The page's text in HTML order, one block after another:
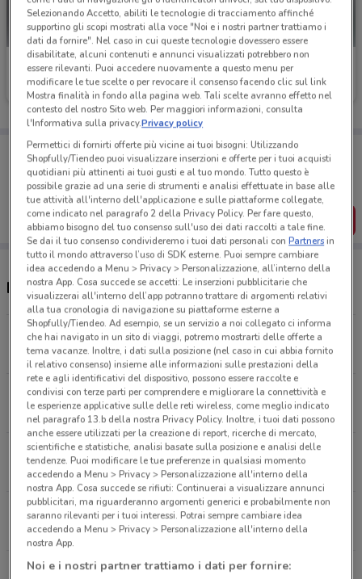
Toys Center
Scade il 31/12 4.9 km
Toys Center
Scade il 26/08 4.9 km
Porta DoveConviene sempre con te!
Puoi trovare le migliori offerte dei negozi vicino a te,
salvarle e creare la tua lista del risparmio, comodamente
dal tuo cellulare.
SCARICA L’APP
Negozi Toys Center nelle vicinanze
Via Della Stazione Di Grottaros, 1060 Roma
4.9 km
CHIUSO
Via Giovanni Conti, 11/25 Roma
6.3 km
CHIUSO
Via Aurelia, 1334 Roma
10 km
CHIUSO
Via Prenestina 1087/1089 Roma
14.1 km
CHIUSO
Via O. Raimondo, 21 Roma
Selezionando Accetto, abiliti le tecnologie di tracciamento affinché
supportino gli scopi mostrati alla voce "Noi e i nostri partner trattiamo i
dati da fornire". Nel caso in cui queste tecnologie dovessero essere
disabilitate, alcuni contenuti e annunci visualizzati potrebbero non
essere rilevanti. Puoi accedere nuovamente a questo menu per
modificare le tue scelte o per revocare il consenso facendo clic sul link
Mostra finalità in fondo alla pagina web. Tali scelte avranno effetto nel
contesto del nostro Sito web. Per maggiori informazioni, consulta
l'Informativa sulla privacy.Privacy policy
Permettici di fornirti offerte più vicine ai tuoi bisogni: Utilizzando
Shopfully/Tiendeo puoi visualizzare inserzioni e offerte per i tuoi acquisti
quotidiani più attinenti ai tuoi gusti e al tuo mondo. Tutto questo è
possibile grazie ad una serie di strumenti e analisi effettuate in base alle
tue attività all'interno dell'applicazione e sulle piattaforme collegate,
come indicato nel paragrafo 2 della Privacy Policy. Per fare questo,
abbiamo bisogno del tuo consenso sull'uso dei dati raccolti a tale fine.
Se dai il tuo consenso condivideremo i tuoi dati personali conPartnersin
tutto il mondo attraverso l’uso di SDK esterne. Puoi sempre cambiare
idea accedendo a Menu > Privacy > Personalizzazione, all’interno della
nostra App. Cosa succede se accetti: Le inserzioni pubblicitarie che
visualizzerai all'interno dell’app potranno trattare di argomenti relativi
alla tua cronologia di navigazione su piattaforme esterne a
Shopfully/Tiendeo. Ad esempio, se un servizio a noi collegato ci informa
che hai navigato in un sito di viaggi, potremo mostrarti delle offerte a
tema vacanze. Inoltre, i dati sulla posizione (nel caso in cui abbia fornito
il relativo consenso) insieme alle informazioni sulle prestazioni della
rete e agli identificativi del dispositivo, possono essere raccolte e
condivisi con terze parti per comprendere e migliorare la connettività e
le esperienze applicative sulle delle reti wireless, come meglio indicato
nel paragrafo 13.b della nostra Privacy Policy. Inoltre, i tuoi dati possono
anche essere utilizzati per la creazione di report, ricerche di mercato,
scientifiche e statistiche, analisi basate sulla posizione e analisi delle
tendenze. Puoi modificare le tue preferenze in qualsiasi momento
accedendo a Menu > Privacy > Personalizzazione all'interno della
nostra App. Cosa succede se rifiuti: Continuerai a visualizzare annunci
pubblicitari, ma riguarderanno argomenti generici e probabilmente non
saranno rilevanti per i tuoi interessi. Potrai sempre cambiare idea
accedendo a Menu > Privacy > Personalizzazione all'interno della
nostra App.
Noi e i nostri partner trattiamo i dati per fornire: